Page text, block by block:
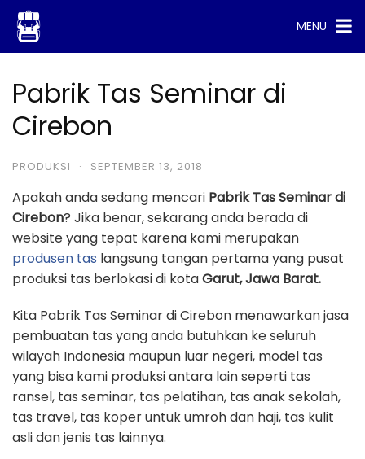
Skip
content
MENU
Pabrik Tas Seminar di
Cirebon
PRODUKSI · SEPTEMBER 13, 2018
Apakah anda sedang mencari Pabrik Tas Seminar di
Cirebon? Jika benar, sekarang anda berada di
website yang tepat karena kami merupakan
produsen tas langsung tangan pertama yang pusat
produksi tas berlokasi di kotaGarut, Jawa Barat.
Kita Pabrik Tas Seminar di Cirebon menawarkan jasa
pembuatan tas yang anda butuhkan ke seluruh
wilayah Indonesia maupun luar negeri, model tas
yang bisa kami produksi antara lain seperti tas
ransel, tas seminar, tas pelatihan, tas anak sekolah,
tas travel, tas koper untuk umroh dan haji, tas kulit
asli dan jenis tas lainnya.